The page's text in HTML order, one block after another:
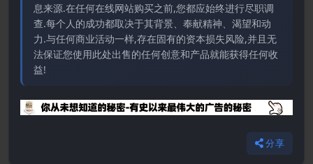
息来源.在任何在线网站购买之前,您都应始终进行尽职调
查.每个人的成功都取决于其背景、奉献精神、渴望和动
力.与任何商业活动一样,存在固有的资本损失风险,并且无
法保证您使用此处出售的任何创意和产品就能获得任何收
益!
分享